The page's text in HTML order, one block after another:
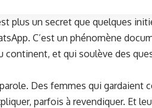
plus un secret que quelques
C’est un phénomène
continent, et qui soulève des
Des femmes qui gardaient
parfois à revendiquer. Et